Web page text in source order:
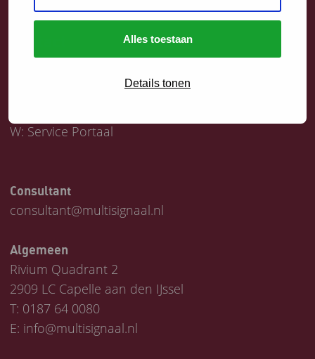
Alles toestaan
Details tonen
W: Service Portaal
Consultant
consultant@multisignaal.nl
Algemeen
Rivium Quadrant 2
2909 LC Capelle aan den IJssel
T: 0187 64 0080
E: info@multisignaal.nl